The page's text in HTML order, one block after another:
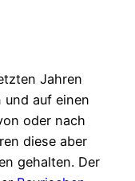
Jahren
und auf einen
oder nach
diese aber
gehalten. Der